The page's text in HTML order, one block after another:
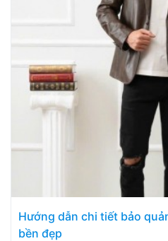
Hướng dẫn chi tiết bảo
bền đẹp